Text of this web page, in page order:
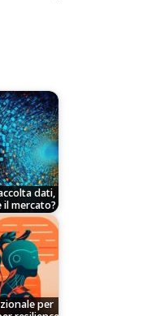
dati,
il mercato?
per